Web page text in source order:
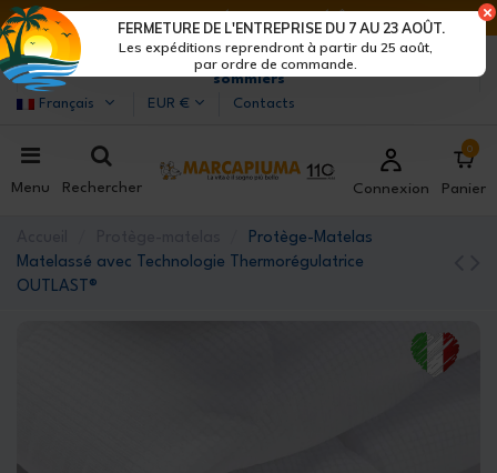
Marcapiuma| Fabricants de matelas, oreillers et
sommiers
Français
EUR € Contacts
Menu Rechercher Connexion
0
Panier
Protège-Matelas
Matelassé avec Technologie Thermorégulatrice
OUTLAST®
Les expéditions reprendront à partir du 25 août,
par ordre de commande.
FERMETURE DE L'ENTREPRISE DU 7 AU 23 AOÛT.